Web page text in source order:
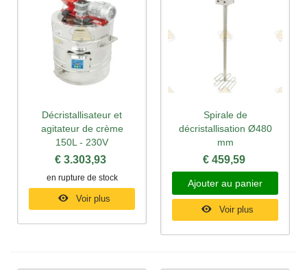
Décristallisateur et
agitateur de crème
150L - 230V
€ 3.303,93
en rupture de stock
Voir plus
Spirale de
décristallisation Ø480
mm
€ 459,59
Ajouter au panier
Voir plus